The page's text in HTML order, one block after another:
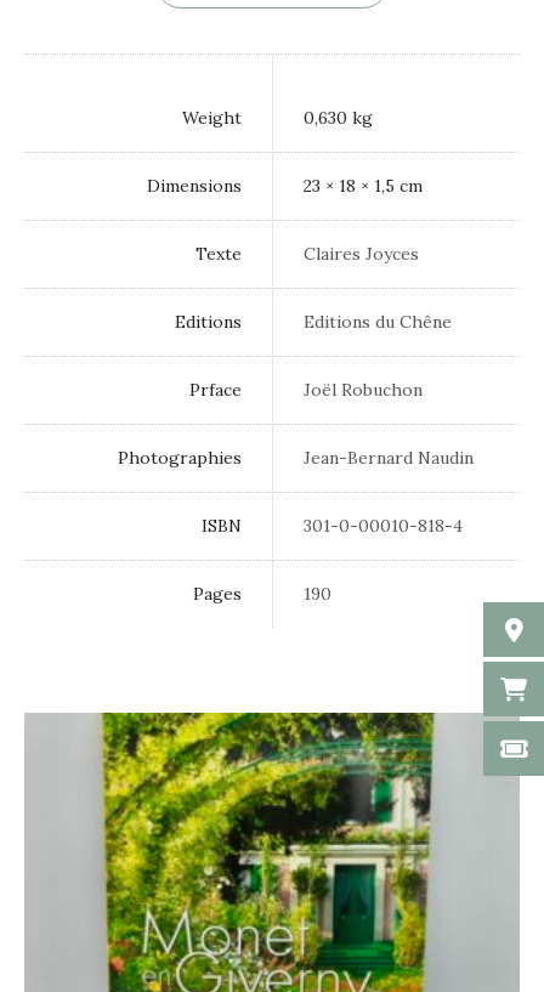
Weight 0,630 kg
Dimensions 23 × 18 × 1,5 cm
Texte Claires Joyces
Editions Editions du Chêne
Prface Joël Robuchon
Photographies Jean-Bernard Naudin
ISBN 301-0-00010-818-4
Pages 190